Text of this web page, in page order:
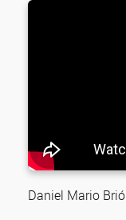
Daniel Mario